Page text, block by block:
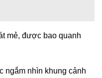
mẻ, được bao quanh
ngắm nhìn khung cảnh